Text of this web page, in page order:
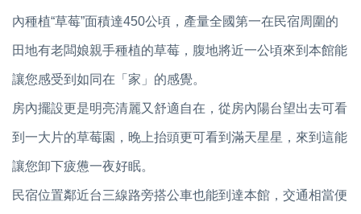
內種植“草莓”面積達450公頃，產量全國第一在民宿周圍的
田地有老闆娘親手種植的草莓，腹地將近一公頃來到本館能
讓您感受到如同在「家」的感覺。
房內擺設更是明亮清麗又舒適自在，從房內陽台望出去可看
到一大片的草莓園，晚上抬頭更可看到滿天星星，來到這能
讓您卸下疲憊一夜好眠。
民宿位置鄰近台三線路旁搭公車也能到達本館，交通相當便